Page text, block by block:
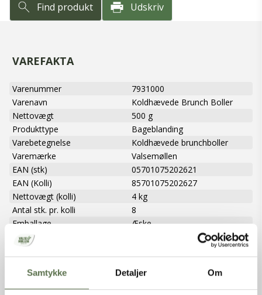
Samtykke Detaljer Om
Find produkt Udskriv
VAREFAKTA
Varenummer
7931000
Varenavn
Koldhævede Brunch Boller
Nettovægt
500 g
Produkttype
Bageblanding
Varebetegnelse
Koldhævede brunchboller
Varemærke
Valsemøllen
EAN (stk)
05701075202621
EAN (Kolli)
85701075202627
Nettovægt (kolli)
4 kg
Antal stk. pr. kolli
8
Emballage
Æske
Holdbarhed (uåbnet)
Opbevaring
Tørt, ikke for varmt og ikke
varer.
Oprindelsesland
Danmark